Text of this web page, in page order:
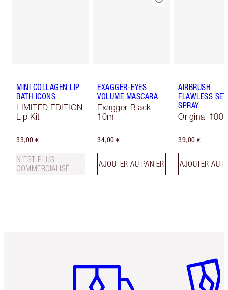
MINI COLLAGEN LIP
BATH ICONS
LIMITED EDITION
Lip Kit
33,00 €
N'EST PLUS
COMMERCIALISÉ
EXAGGER-EYES
VOLUME MASCARA
Exagger-Black
10ml
34,00 €
AJOUTER AU PANIER
AIRBRUSH
FLAWLESS
SPRAY
Original 100
39,00 €
AJOUTER AU